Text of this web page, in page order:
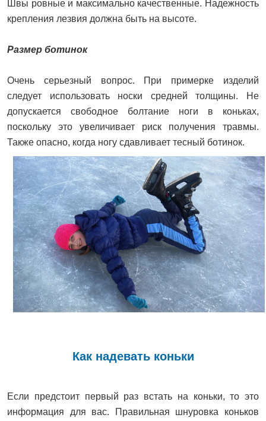
Швы ровные и максимально качественные. Надежность
крепления лезвия должна быть на высоте.
Размер ботинок
Очень серьезный вопрос. При примерке изделий
следует использовать носки средней толщины. Не
допускается свободное болтание ноги в коньках,
поскольку это увеличивает риск получения травмы.
Также опасно, когда ногу сдавливает тесный ботинок.
Как надевать коньки
Если предстоит первый раз встать на коньки, то это
информация для вас. Правильная шнуровка коньков